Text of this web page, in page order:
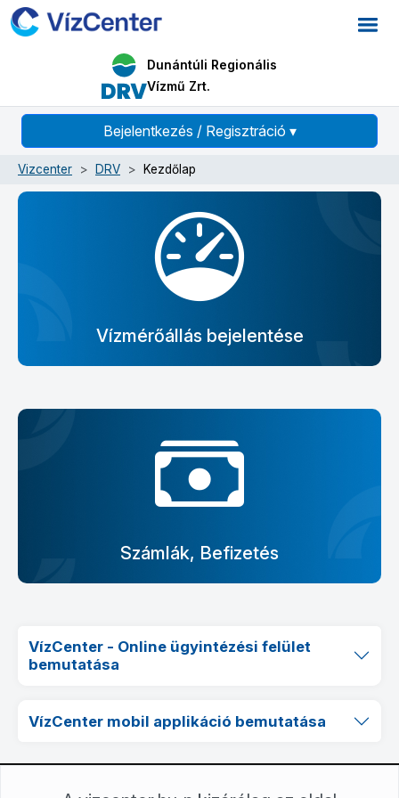
Dunántúli Regionális
Vízmű Zrt.
Bejelentkezés / Regisztráció ▾
Vizcenter DRV Kezdőlap
Vízmérőállás bejelentése
Számlák, Befizetés
VízCenter - Online ügyintézési felület
bemutatása
VízCenter mobil applikáció bemutatása